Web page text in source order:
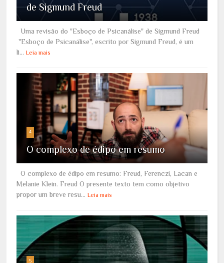
de Sigmund Freud
Uma revisão do "Esboço de Psicanálise" de Sigmund Freud
"Esboço de Psicanálise", escrito por Sigmund Freud, é um
li... Leia mais
4
O complexo de édipo em resumo
O complexo de édipo em resumo: Freud, Ferenczi, Lacan e
Melanie Klein. Freud O presente texto tem como objetivo
propor um breve resu... Leia mais
5